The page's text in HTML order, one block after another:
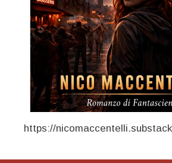
https://